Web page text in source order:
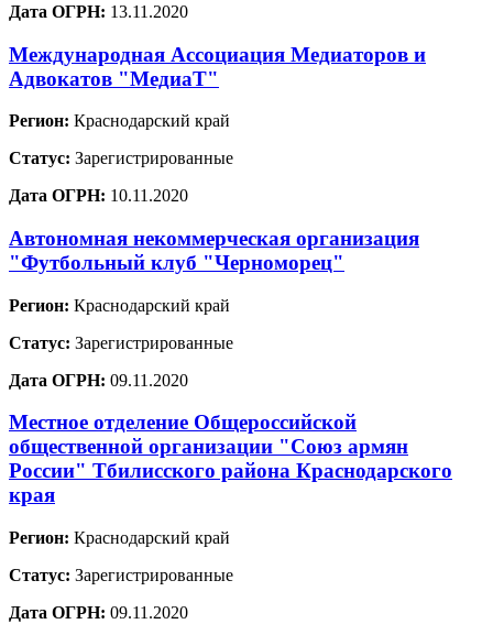
Дата ОГРН: 13.11.2020
Международная Ассоциация Медиаторов и
Адвокатов "МедиаТ"
Регион: Краснодарский край
Статус: Зарегистрированные
Дата ОГРН: 10.11.2020
Автономная некоммерческая организация
"Футбольный клуб "Черноморец"
Регион: Краснодарский край
Статус: Зарегистрированные
Дата ОГРН: 09.11.2020
Местное отделение Общероссийской
общественной организации "Союз армян
России" Тбилисского района Краснодарского
края
Регион: Краснодарский край
Статус: Зарегистрированные
Дата ОГРН: 09.11.2020